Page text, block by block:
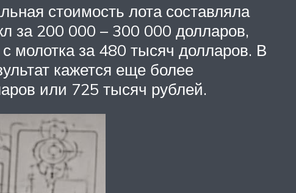
стоимость лота составляла
за 200 000 – 300 000 долларов,
молотка за 480 тысяч долларов. В
кажется еще более
или 725 тысяч рублей.